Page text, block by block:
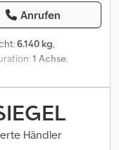
Anrufen
6.140 kg,
1 Achse,
Kabeltransport-
hydr.
Stützbeine hinten,
Lichte Breite zw.
Händler